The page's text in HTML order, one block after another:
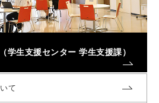
学生支援センター 学生支援課）
て